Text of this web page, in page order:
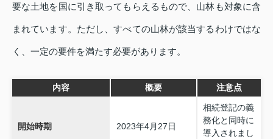
要な土地を国に引き取ってもらえるもので、山林も対象に含
まれています。ただし、すべての山林が該当するわけではな
く、一定の要件を満たす必要があります。
内容 概要 注意点
開始時期 2023年4月27日
相続登記の義
務化と同時に
導入されまし